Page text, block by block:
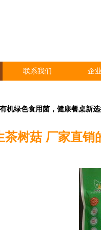
联系我们 企
机绿色食用菌，健康餐桌新
茶树菇 厂家直销